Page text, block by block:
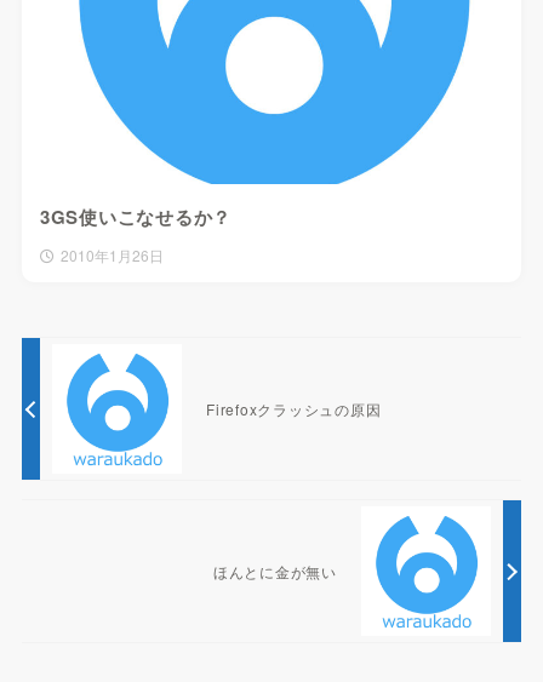
3GS使いこなせるか？
2010年1月26日
Firefoxクラッシュの原因
ほんとに金が無い